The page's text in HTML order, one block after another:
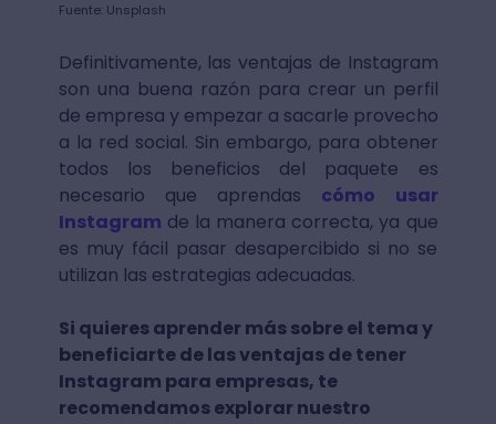
Fuente: Unsplash
Definitivamente, las ventajas de Instagram
son una buena razón para crear un perfil
de empresa y empezar a sacarle provecho
a la red social. Sin embargo, para obtener
todos los beneficios del paquete es
necesario que aprendas cómo usar
Instagram de la manera correcta, ya que
es muy fácil pasar desapercibido si no se
utilizan las estrategias adecuadas.
Si quieres aprender más sobre el tema y
beneficiarte de las ventajas de tener
Instagram para empresas, te
recomendamos explorar nuestro